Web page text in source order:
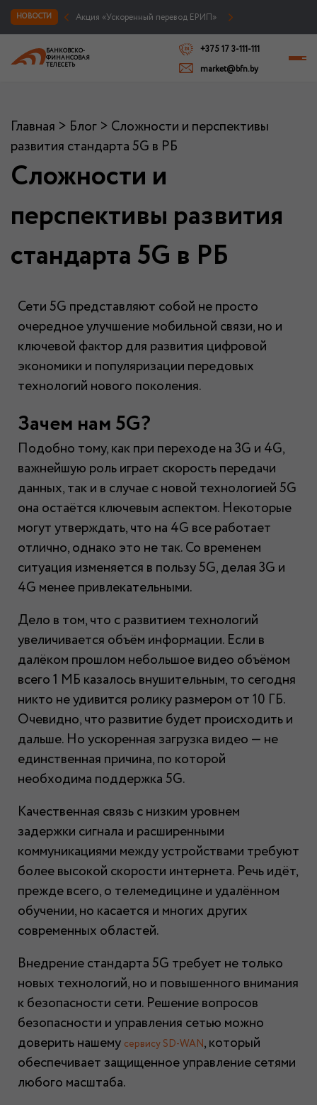
НОВОСТИ Акция «Ускоренный перевод ЕРИП»
БАНКОВСКО-
ФИНАНСОВАЯ
ТЕЛЕСЕТЬ
+375 17 3-111-111
market@bfn.by
Главная > Блог > Сложности и перспективы
развития стандарта 5G в РБ
Сложности и
перспективы развития
стандарта 5G в РБ
Сети 5G представляют собой не просто
очередное улучшение мобильной связи, но и
ключевой фактор для развития цифровой
экономики и популяризации передовых
технологий нового поколения.
Зачем нам 5G?
Подобно тому, как при переходе на 3G и 4G,
важнейшую роль играет скорость передачи
данных, так и в случае с новой технологией 5G
она остаётся ключевым аспектом. Некоторые
могут утверждать, что на 4G все работает
отлично, однако это не так. Со временем
ситуация изменяется в пользу 5G, делая 3G и
4G менее привлекательными.
Дело в том, что с развитием технологий
увеличивается объём информации. Если в
далёком прошлом небольшое видео объёмом
всего 1 МБ казалось внушительным, то сегодня
никто не удивится ролику размером от 10 ГБ.
Очевидно, что развитие будет происходить и
дальше. Но ускоренная загрузка видео — не
единственная причина, по которой
необходима поддержка 5G.
Качественная связь с низким уровнем
задержки сигнала и расширенными
коммуникациями между устройствами требуют
более высокой скорости интернета. Речь идёт,
прежде всего, о телемедицине и удалённом
обучении, но касается и многих других
современных областей.
Внедрение стандарта 5G требует не только
новых технологий, но и повышенного внимания
к безопасности сети. Решение вопросов
безопасности и управления сетью можно
доверить нашему сервису SD-WAN, который
обеспечивает защищенное управление сетями
любого масштаба.